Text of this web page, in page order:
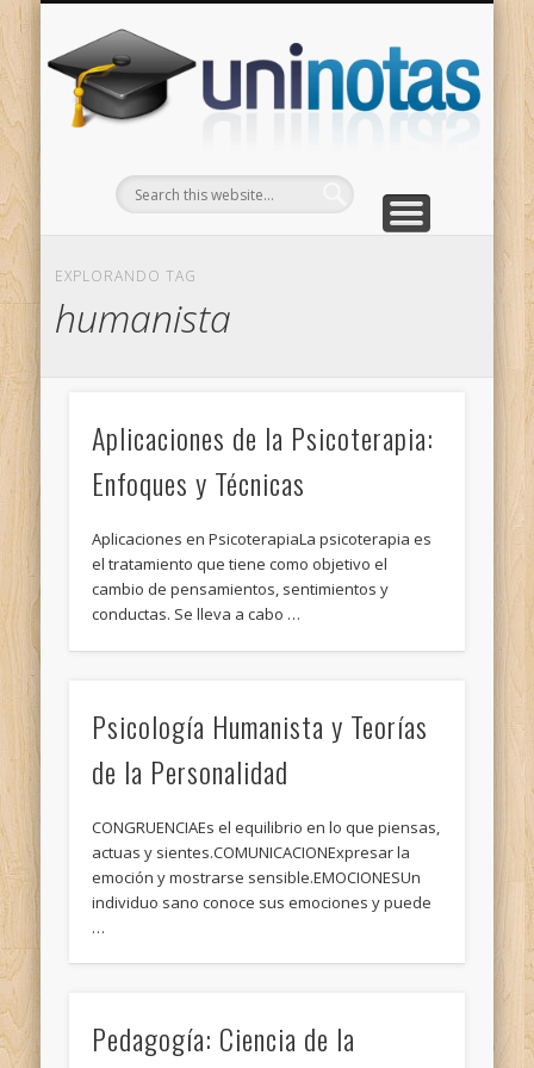
EXPLORANDO TAG
humanista
Aplicaciones de la Psicoterapia:
Enfoques y Técnicas
Aplicaciones en PsicoterapiaLa psicoterapia es
el tratamiento que tiene como objetivo el
cambio de pensamientos, sentimientos y
conductas. Se lleva a cabo …
Psicología Humanista y Teorías
de la Personalidad
CONGRUENCIAEs el equilibrio en lo que piensas,
actuas y sientes.COMUNICACIONExpresar la
emoción y mostrarse sensible.EMOCIONESUn
individuo sano conoce sus emociones y puede
…
Pedagogía: Ciencia de la